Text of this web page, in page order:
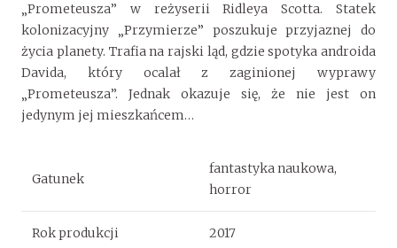
„Prometeusza” w reżyserii Ridleya Scotta. Statek
kolonizacyjny „Przymierze” poszukuje przyjaznej do
życia planety. Trafia na rajski ląd, gdzie spotyka androida
Davida, który ocalał z zaginionej wyprawy
„Prometeusza”. Jednak okazuje się, że nie jest on
jedynym jej mieszkańcem…
Gatunek
fantastyka naukowa,
horror
Rok produkcji 2017